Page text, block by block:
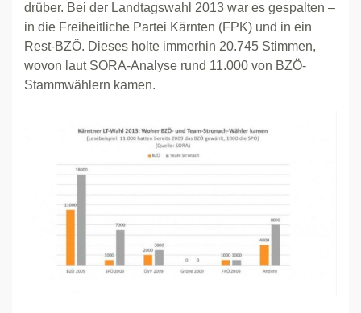
drüber. Bei der Landtagswahl 2013 war es gespalten –
in die Freiheitliche Partei Kärnten (FPK) und in ein
Rest-BZÖ. Dieses holte immerhin 20.745 Stimmen,
wovon laut SORA-Analyse rund 11.000 von BZÖ-
Stammwählern kamen.